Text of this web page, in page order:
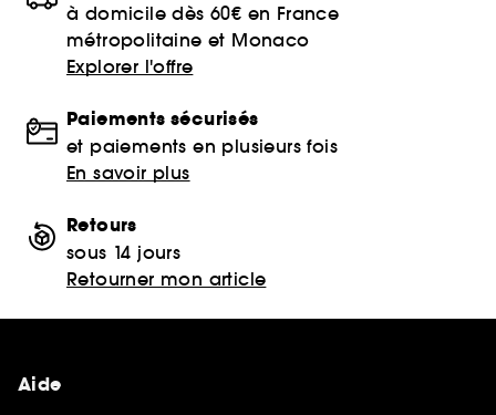
à domicile dès 60€ en France
métropolitaine et Monaco
Explorer l'offre
Paiements sécurisés
et paiements en plusieurs fois
En savoir plus
Retours
sous 14 jours
Retourner mon article
Aide